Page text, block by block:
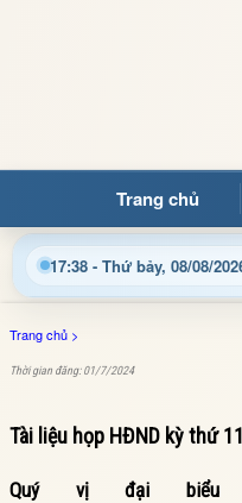
Trang chủ
17:38 - Thứ bảy, 08/08/
Cập nhật thông tin điều
Trang chủ >
Thời gian đăng: 01/7/2024
Tài liệu họp HĐND kỳ thứ
Quý vị đại biểu